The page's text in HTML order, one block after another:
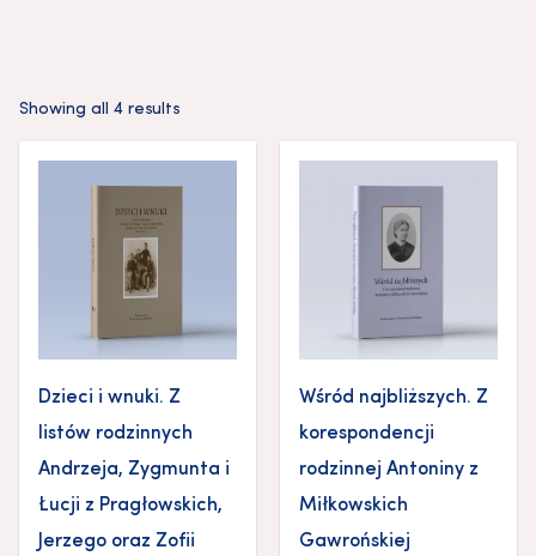
Showing all 4 results
Dzieci i wnuki. Z
listów rodzinnych
Andrzeja, Zygmunta i
Łucji z Pragłowskich,
Jerzego oraz Zofii
Wśród najbliższych. Z
korespondencji
rodzinnej Antoniny z
Miłkowskich
Gawrońskiej